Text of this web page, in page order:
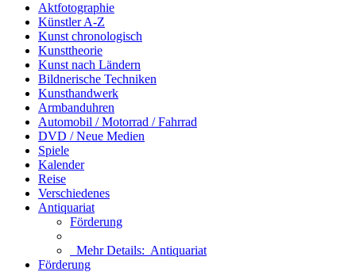
Aktfotographie
Künstler A-Z
Kunst chronologisch
Kunsttheorie
Kunst nach Ländern
Bildnerische Techniken
Kunsthandwerk
Armbanduhren
Automobil / Motorrad / Fahrrad
DVD / Neue Medien
Spiele
Kalender
Reise
Verschiedenes
Antiquariat
Förderung
Mehr Details: Antiquariat
Förderung